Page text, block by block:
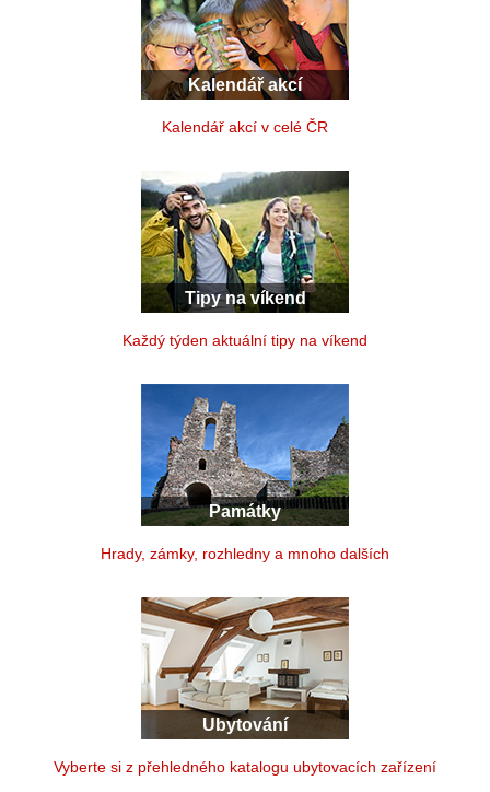
Kalendář akcí
Kalendář akcí v celé ČR
Tipy na víkend
Každý týden aktuální tipy na víkend
Památky
Hrady, zámky, rozhledny a mnoho dalších
Ubytování
Vyberte si z přehledného katalogu ubytovacích zařízení